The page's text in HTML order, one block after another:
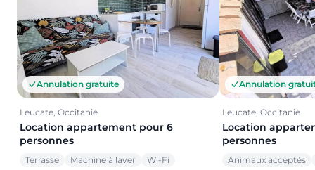
Annulation gratuite
Leucate, Occitanie
Location appartement pour 6
personnes
Terrasse Machine à laver Wi-Fi
Annulation
Leucate, Occitanie
Location
personnes
Animaux acceptés